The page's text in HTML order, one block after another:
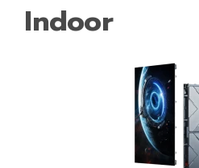
Indoor